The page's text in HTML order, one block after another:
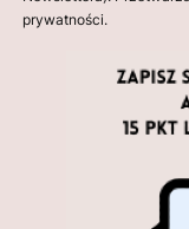
prywatności.